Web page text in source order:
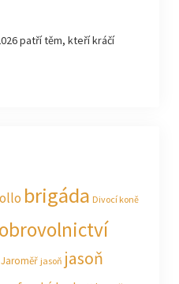
patří těm, kteří kráčí
brigáda Divocí koně
Jaroměř jasoň jasoň